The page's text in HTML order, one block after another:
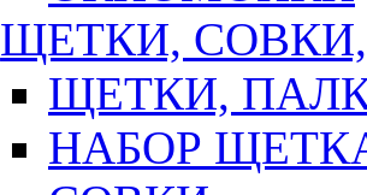
ЩЕТКИ,
ЩЕТКИ,
НАБОР